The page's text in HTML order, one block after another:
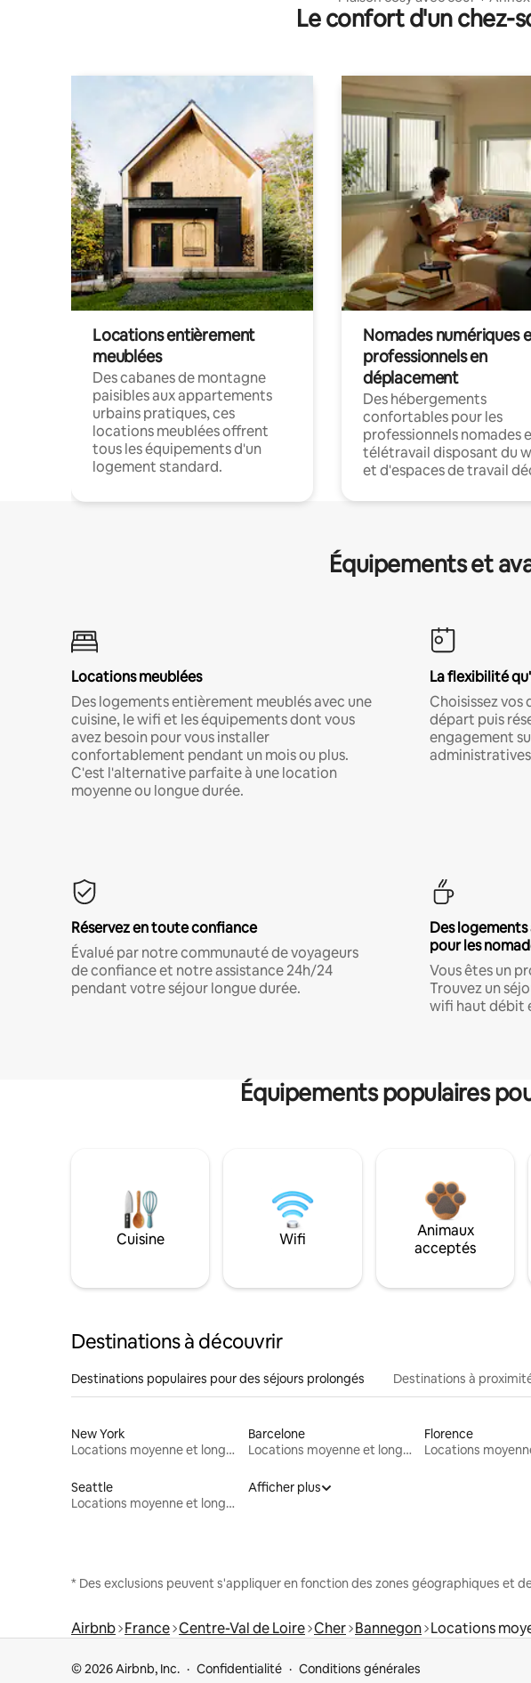
Le confort d'un chez-
Locations entièrement
meublées
Des cabanes de montagne
paisibles aux appartements
urbains pratiques, ces
locations meublées offrent
tous les équipements d'un
logement standard.
Nomades numériques
professionnels en
déplacement
Des hébergements
confortables pour les
professionnels nomades
télétravail disposant du
et d'espaces de travail
Équipements et
Locations meublées
Des logements entièrement meublés avec une
cuisine, le wifi et les équipements dont vous
avez besoin pour vous installer
confortablement pendant un mois ou plus.
C'est l'alternative parfaite à une location
moyenne ou longue durée.
La flexibilité
Choisissez
départ puis
engagement
Réservez en toute confiance
Évalué par notre communauté de voyageurs
de confiance et notre assistance 24h/24
pendant votre séjour longue durée.
Des
pour les
Vous êtes un
Trouvez un
wifi haut débit
Équipements populaires
Cuisine Wifi
Animaux
acceptés
Destinations à découvrir
Destinations populaires pour des séjours prolongés Destinations à
New York
Locations moyenne et longue durée
Barcelone
Locations moyenne et longue durée
Florence
Seattle
Locations moyenne et longue durée
Afficher plus
* Des exclusions peuvent s'appliquer en fonction des zones géographiques et
Airbnb France Centre-Val de Loire Cher Bannegon Locations
© 2026 Airbnb, Inc. Confidentialité Conditions générales